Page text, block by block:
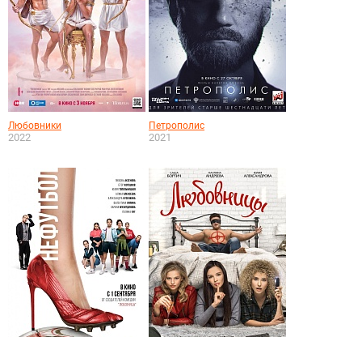
Любовники
2022
Петрополис
2021